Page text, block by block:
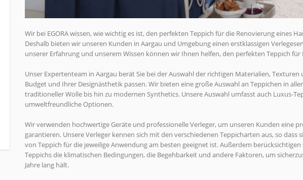
Wir bei EGORA wissen, wie wichtig es ist, den perfekten Teppich für die Renovierung eines
Deshalb bieten wir unseren Kunden in Aargau und Umgebung einen erstklassigen
unserer Erfahrung und unserem Wissen können wir Ihnen helfen, den perfekten Teppich
Unser Expertenteam in Aargau berät Sie bei der Auswahl der richtigen Materialien, Texturen
Budget und Ihrer Designästhetik passen. Wir bieten eine große Auswahl an Teppichen in
traditioneller Wolle bis hin zu modernen Synthetics. Unsere Auswahl umfasst auch Luxus-
umweltfreundliche Optionen.
Wir verwenden hochwertige Geräte und professionelle Verleger, um unseren Kunden eine
garantieren. Unsere Verleger kennen sich mit den verschiedenen Teppicharten aus, so dass
von Teppich für die jeweilige Anwendung am besten geeignet ist. Außerdem berücksichtigen
Teppichs die klimatischen Bedingungen, die Begehbarkeit und andere Faktoren, um
Jahre lang hält.